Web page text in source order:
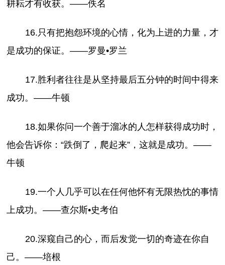
耕耘才有收获。——佚名
16.只有把抱怨环境的心情，化为上进的力量，才
是成功的保证。——罗曼•罗兰
17.胜利者往往是从坚持最后五分钟的时间中得来
成功。——牛顿
18.如果你问一个善于溜冰的人怎样获得成功时，
他会告诉你：“跌倒了，爬起来”，这就是成功。——
牛顿
19.一个人几乎可以在任何他怀有无限热忱的事情
上成功。——查尔斯•史考伯
20.深窥自己的心，而后发觉一切的奇迹在你自
己。——培根